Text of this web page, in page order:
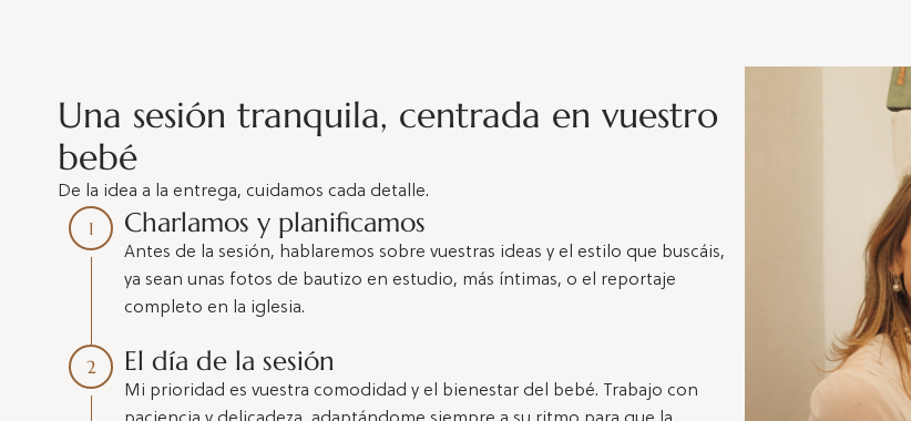
Una sesión tranquila, centrada en vuestro
bebé
De la idea a la entrega, cuidamos cada detalle.
1 Charlamos y planificamos
Antes de la sesión, hablaremos sobre vuestras ideas y el estilo que buscáis,
ya sean unas fotos de bautizo en estudio, más íntimas, o el reportaje
completo en la iglesia.
2 El día de la sesión
Mi prioridad es vuestra comodidad y el bienestar del bebé. Trabajo con